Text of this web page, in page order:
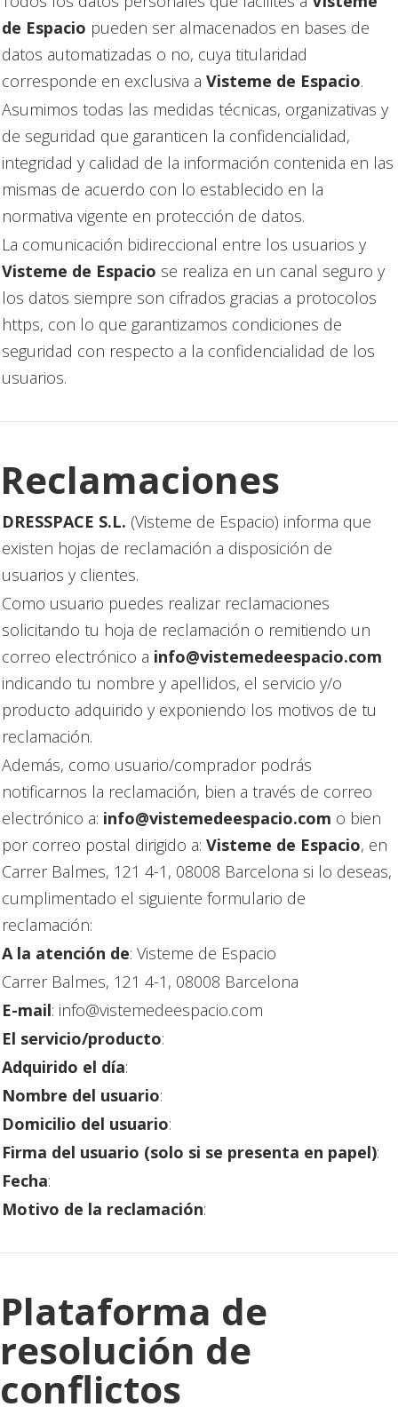
de Espacio pueden ser almacenados en bases de
datos automatizadas o no, cuya titularidad
corresponde en exclusiva a Visteme de Espacio.
Asumimos todas las medidas técnicas, organizativas y
de seguridad que garanticen la confidencialidad,
integridad y calidad de la información contenida en las
mismas de acuerdo con lo establecido en la
normativa vigente en protección de datos.
La comunicación bidireccional entre los usuarios y
Visteme de Espacio se realiza en un canal seguro y
los datos siempre son cifrados gracias a protocolos
https, con lo que garantizamos condiciones de
seguridad con respecto a la confidencialidad de los
usuarios.
Reclamaciones
DRESSPACE S.L. (Visteme de Espacio) informa que
existen hojas de reclamación a disposición de
usuarios y clientes.
Como usuario puedes realizar reclamaciones
solicitando tu hoja de reclamación o remitiendo un
correo electrónico a info@vistemedeespacio.com
indicando tu nombre y apellidos, el servicio y/o
producto adquirido y exponiendo los motivos de tu
reclamación.
Además, como usuario/comprador podrás
notificarnos la reclamación, bien a través de correo
electrónico a: info@vistemedeespacio.com o bien
por correo postal dirigido a: Visteme de Espacio, en
Carrer Balmes, 121 4-1, 08008 Barcelona si lo deseas,
cumplimentado el siguiente formulario de
reclamación:
A la atención de: Visteme de Espacio
Carrer Balmes, 121 4-1, 08008 Barcelona
E-mail: info@vistemedeespacio.com
El servicio/producto:
Adquirido el día:
Nombre del usuario:
Domicilio del usuario:
Firma del usuario (solo si se presenta en papel):
Fecha:
Motivo de la reclamación:
Plataforma de
resolución de
conflictos